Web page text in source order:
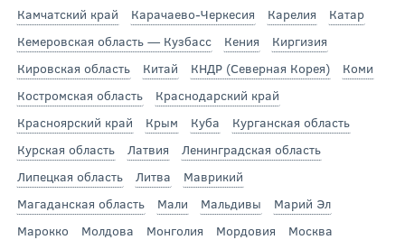
Камчатский край
Карачаево-Черкесия Карелия
Катар
Кемеровская область — Кузбасс
Кения
Киргизия
Кировская область
Китай КНДР (Северная Корея)
Коми
Костромская область
Краснодарский край
Красноярский край
Крым Куба
Курганская область
Курская область
Латвия
Ленинградская область
Липецкая область
Литва
Маврикий
Магаданская область
Мали Мальдивы
Марий Эл
Марокко
Молдова Монголия Мордовия
Москва